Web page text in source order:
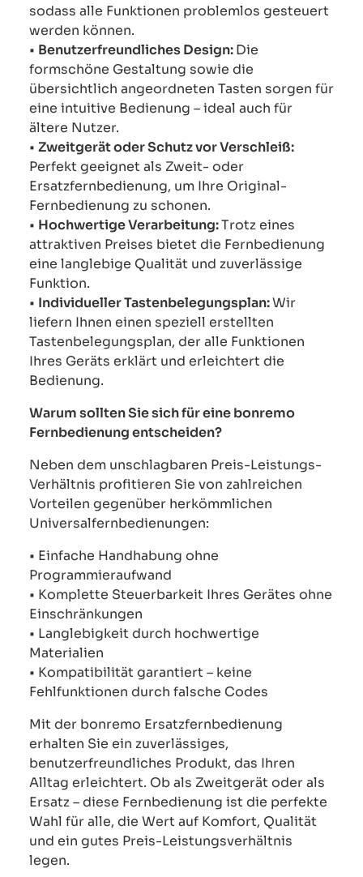
sodass alle Funktionen problemlos gesteuert
werden können.
• Benutzerfreundliches Design:Die
formschöne Gestaltung sowie die
übersichtlich angeordneten Tasten sorgen für
eine intuitive Bedienung – ideal auch für
ältere Nutzer.
• Zweitgerät oder Schutz vor Verschleiß:
Perfekt geeignet als Zweit- oder
Ersatzfernbedienung, um Ihre Original-
Fernbedienung zu schonen.
• Hochwertige Verarbeitung:Trotz eines
attraktiven Preises bietet die Fernbedienung
eine langlebige Qualität und zuverlässige
Funktion.
• Individueller Tastenbelegungsplan:Wir
liefern Ihnen einen speziell erstellten
Tastenbelegungsplan, der alle Funktionen
Ihres Geräts erklärt und erleichtert die
Bedienung.
Warum sollten Sie sich für eine bonremo
Fernbedienung entscheiden?
Neben dem unschlagbaren Preis-Leistungs-
Verhältnis profitieren Sie von zahlreichen
Vorteilen gegenüber herkömmlichen
Universalfernbedienungen:
• Einfache Handhabung ohne
Programmieraufwand
• Komplette Steuerbarkeit Ihres Gerätes ohne
Einschränkungen
• Langlebigkeit durch hochwertige
Materialien
• Kompatibilität garantiert – keine
Fehlfunktionen durch falsche Codes
Mit der bonremo Ersatzfernbedienung
erhalten Sie ein zuverlässiges,
benutzerfreundliches Produkt, das Ihren
Alltag erleichtert. Ob als Zweitgerät oder als
Ersatz – diese Fernbedienung ist die perfekte
Wahl für alle, die Wert auf Komfort, Qualität
und ein gutes Preis-Leistungsverhältnis
legen.